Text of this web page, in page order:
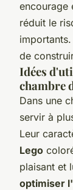
encourage
réduit le
de
Idées
chambre
Dans une
servir à
Leur
Lego
plaisant et
optimiser